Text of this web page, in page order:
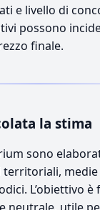
e livello di
possono
finale.
la stima
sono
L’obiettivo è
neutrale, utile